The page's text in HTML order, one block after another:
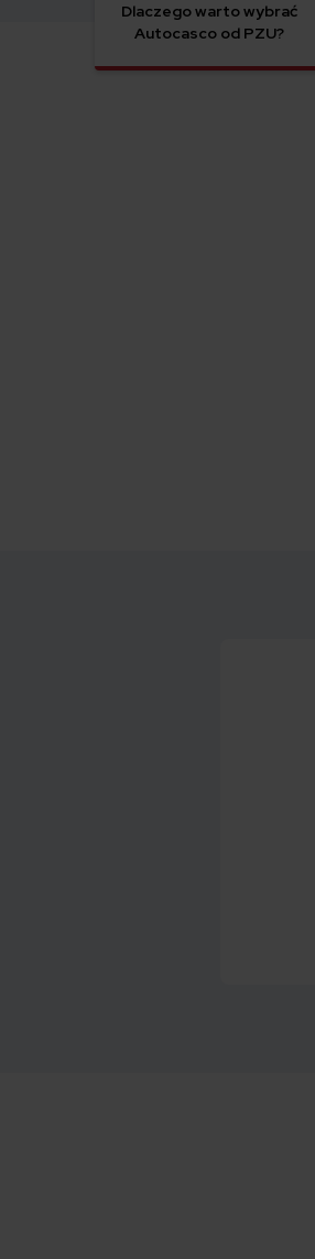
Dlaczego warto wybrać
Autocasco od PZU?